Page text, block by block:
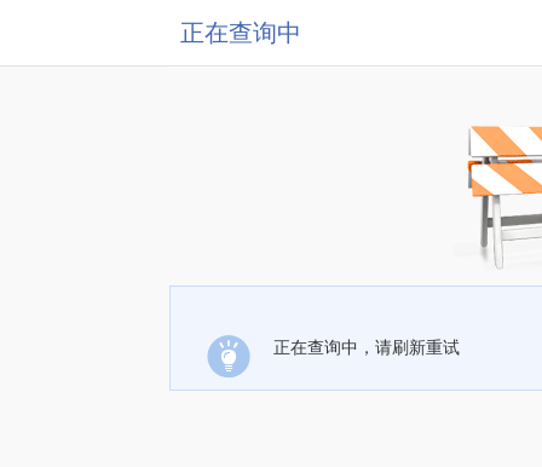
正在查询中
正在查询中，请刷新重试